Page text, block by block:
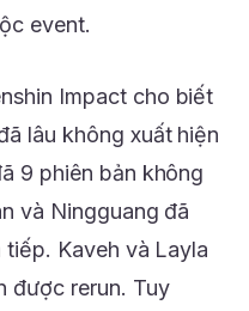
event.
Impact cho biết
lâu không xuất hiện
9 phiên bản không
và Ningguang đã
Kaveh và Layla
được rerun. Tuy